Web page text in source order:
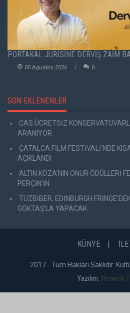
PORTAKAL JÜRİSİNE DERVİŞ ZAİM
05 Agustos 2026 0
SON EKLENENLER
CAS ÜCRETSİZ
ARANIYOR
ÇATALCA FİLM FESTİVALİ'NDE
AÇIKLANDI
ALTIN KOZA'NIN ONUR ÖDÜLLERİ
PERÇİN'İN
TUZBİBER, EDİNBURGH
GÖKTAŞ'LA YAPACAK
KÜNYE
2017 - Tüm Hakları Saklıdır.
Yazılım: Network